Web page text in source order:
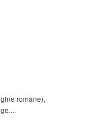
romane),